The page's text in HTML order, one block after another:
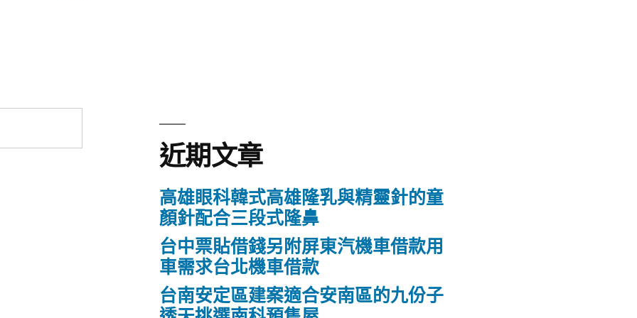
近期文章
高雄眼科韓式高雄隆乳與精靈針的童
顏針配合三段式隆鼻
台中票貼借錢另附屏東汽機車借款用
車需求台北機車借款
台南安定區建案適合安南區的九份子